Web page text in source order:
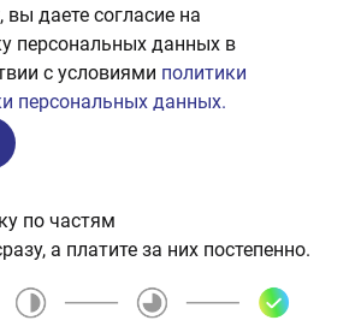
вы даете согласие на
персональных данных в
с условиями политики
персональных данных.
по частям
а платите за них постепенно.